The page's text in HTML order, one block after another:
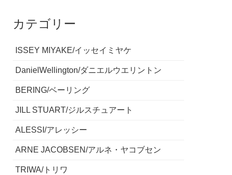
カテゴリー
ISSEY MIYAKE/イッセイミヤケ
DanielWellington/ダニエルウエリントン
BERING/ベーリング
JILL STUART/ジルスチュアート
ALESSI/アレッシー
ARNE JACOBSEN/アルネ・ヤコブセン
TRIWA/トリワ